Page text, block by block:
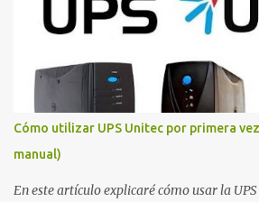
4K para el procesado gráfico, y por
HDR 10+ y HLG. Tanto el TU7000 como
mismo sistema de sonido compuesto de 2
una potencia de hasta 20 watts en total. Y
televisores corren con el sistema operativo
similitudes que poseen estos 2 televisores,
algunas diferencias empezando primero
importantes, como por ejemplo el diseño,
marcos, la parte trasera y las bases del
Cómo utilizar UPS Unitec por primera
manual)
En este artículo explicaré cómo usar la